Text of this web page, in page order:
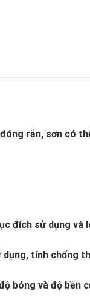
rắn, sơn có
đích sử dụng và
tính chống
bóng và độ bền